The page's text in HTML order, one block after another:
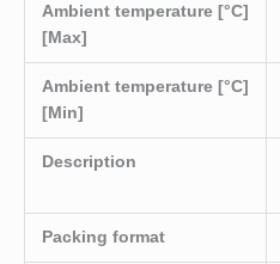
Ambient temperature [°C]
[Max]
Ambient temperature [°C]
[Min]
Description
Packing format